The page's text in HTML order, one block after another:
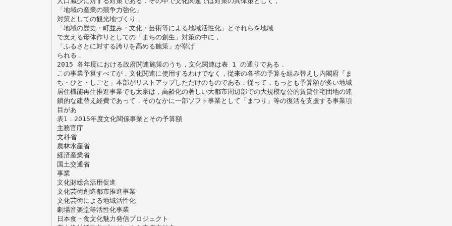
「地域の産業の競争力強化」
対策としての観光地づくり，
「地域の歴史・町並み・文化・芸術等による地域活性化」とそれらを地域
で支える母体作りとしての「まちの創生」対策の中に，
「ふるさとに対する誇りを高める施策」が挙げ
られる．
2015 各年度における政府関連施策のうち，文化関連は表 1 の通りである．
この事業予算すべてが，文化関連に使用するわけでなく，従来の各省の予算を組み替えし内閣府「ま
ち・ひと・しごと」本部がリストアップしただけのものである．従って，もっとも予算額が多い地域
居住機能再生推進事業でも太宗は，高齢化の著しい大都市周辺部での大規模な公的賃貸住宅団地の連
鎖的な建替え経費であって，そのなかに一部ソフト事業として「まつり」等の復活を支援する事業項
目があ
表1．2015年度文化関係事業とその予算額
主務官庁
文科省
農林水産省
経済産業省
国土交通省
事業
文化財総合活用促進
文化芸術創造都市推進事業
文化芸術による地域活性化
劇場音楽堂等活性化事業
日本食・食文化魅力発信プロジェクト